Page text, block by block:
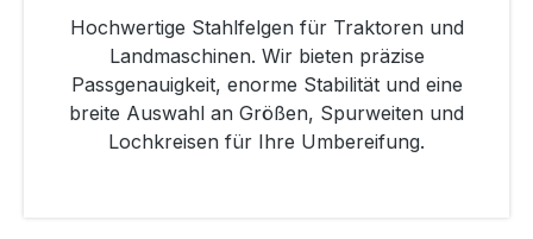
Hochwertige Stahlfelgen für Traktoren und
Landmaschinen. Wir bieten präzise
Passgenauigkeit, enorme Stabilität und eine
breite Auswahl an Größen, Spurweiten und
Lochkreisen für Ihre Umbereifung.